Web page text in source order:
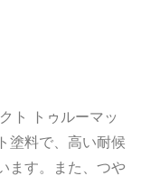
ト トゥルーマッ
塗料で、高い耐候
ます。また、つや